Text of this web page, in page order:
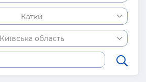
Катки
Київська область